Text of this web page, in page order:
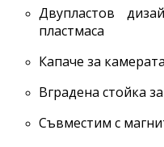
Двупластов
пластмаса
Капаче за камерата
Вградена стойка
Съвместим с